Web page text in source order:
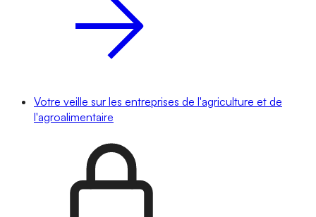
Votre veille sur les entreprises de l'agriculture et de
l'agroalimentaire